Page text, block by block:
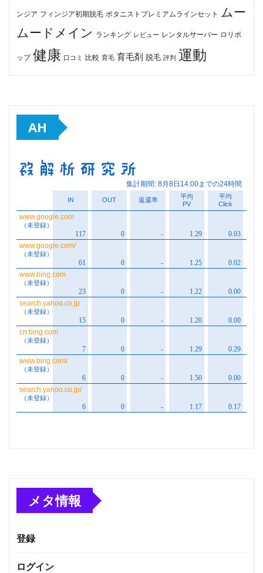
ンジア フィンジア初期脱毛 ボタニストプレミアムラインセット ムー
ムードメイン ランキング レビュー レンタルサーバー ロリポ
ップ 健康 口コミ 比較 育毛 育毛剤 脱毛 評判 運動
AH
メタ情報
登録
ログイン